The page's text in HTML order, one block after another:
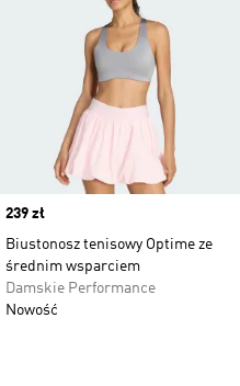
Price
239 zł
Biustonosz tenisowy Optime ze
średnim wsparciem
Damskie Performance
Nowość